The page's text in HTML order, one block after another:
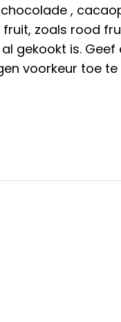
,
zoals rood
gekookt is. Geef
voorkeur toe te